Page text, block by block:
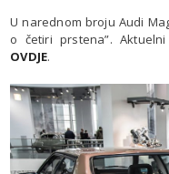
U narednom broju Audi
o četiri prstena”.
OVDJE.